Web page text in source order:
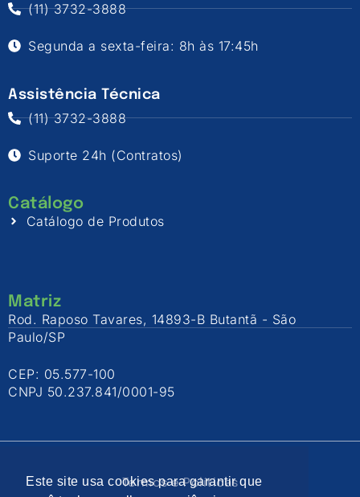
(11) 3732-3888
Segunda a sexta-feira: 8h às 17:45h
Assistência Técnica
(11) 3732-3888
Suporte 24h (Contratos)
Catálogo
Catálogo de Produtos
Matriz
Rod. Raposo Tavares, 14893-B Butantã - São
Paulo/SP
CEP: 05.577-100
CNPJ 50.237.841/0001-95
Termos e Políticas
Este site usa cookies para garantir que